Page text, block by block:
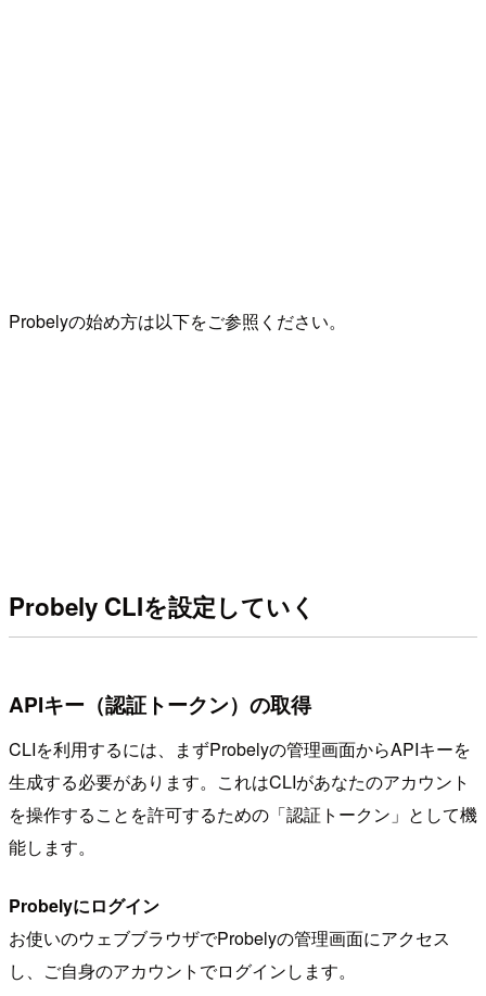
Probelyの始め方は以下をご参照ください。
Probely CLIを設定していく
APIキー（認証トークン）の取得
CLIを利用するには、まずProbelyの管理画面からAPIキーを
生成する必要があります。これはCLIがあなたのアカウント
を操作することを許可するための「認証トークン」として機
能します。
Probelyにログイン
お使いのウェブブラウザでProbelyの管理画面にアクセス
し、ご自身のアカウントでログインします。